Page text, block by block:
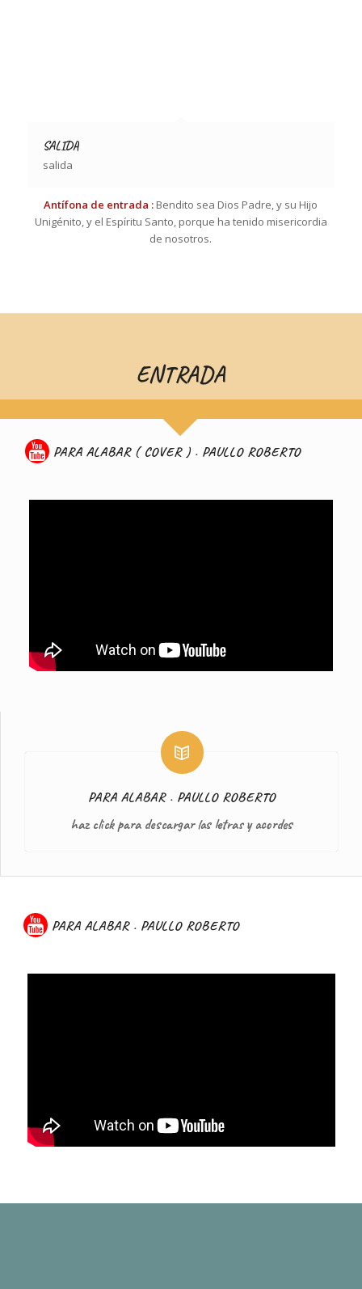
SALIDA
salida
Antífona de entrada : Bendito sea Dios Padre, y su Hijo
Unigénito, y el Espíritu Santo, porque ha tenido misericordia
de nosotros.
ENTRADA
PARA ALABAR ( COVER ) . PAULLO ROBERTO
PARA ALABAR . PAULLO ROBERTO
haz click para descargar las letras y acordes
PARA ALABAR . PAULLO ROBERTO